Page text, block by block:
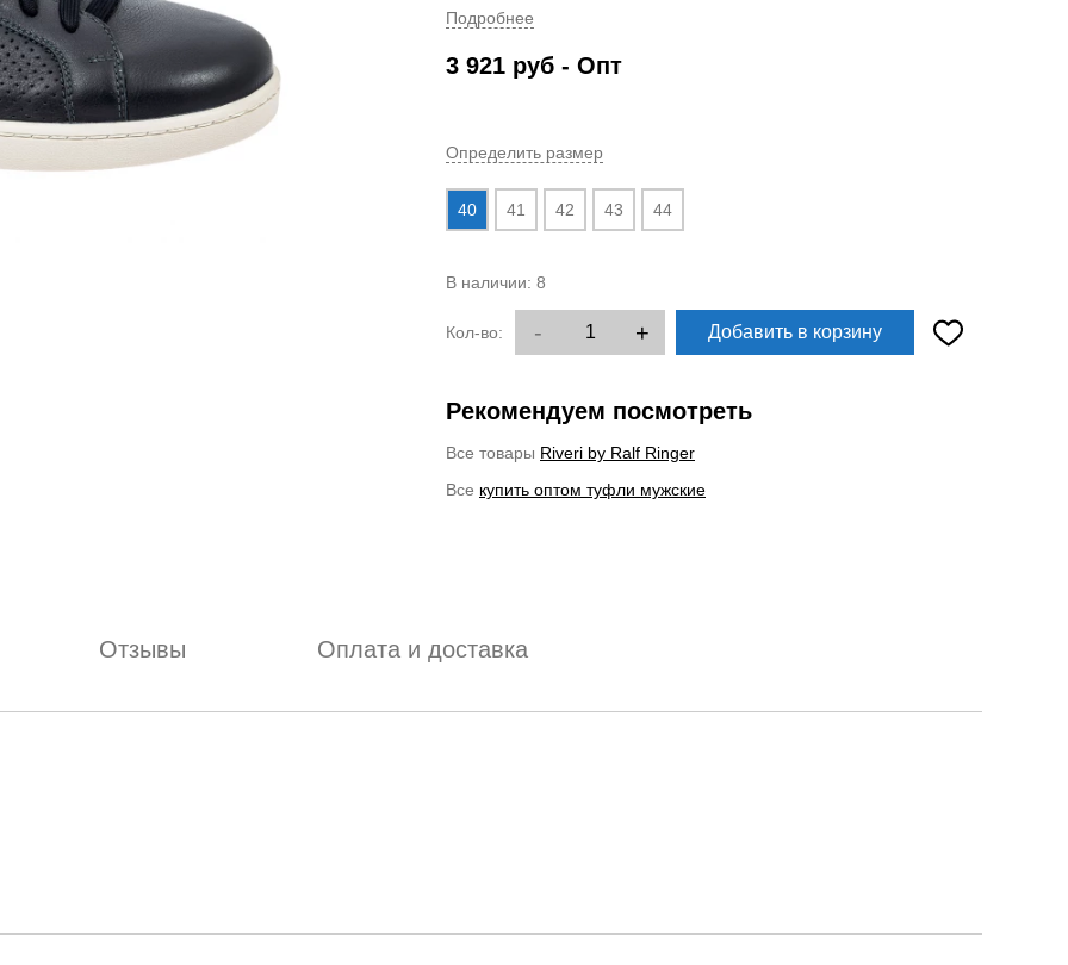
Подробнее
3 921 руб - Опт
Определить размер
40 41 42 43 44
В наличии: 8
Кол-во: - + Добавить в корзину
Рекомендуем посмотреть
Все товары Riveri by Ralf Ringer
Все купить оптом туфли мужские
Отзывы Оплата и доставка